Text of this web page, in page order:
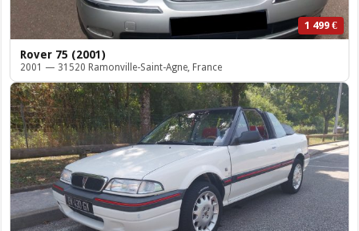
1 499 €
Rover 75 (2001)
2001 — 31520 Ramonville-Saint-Agne, France